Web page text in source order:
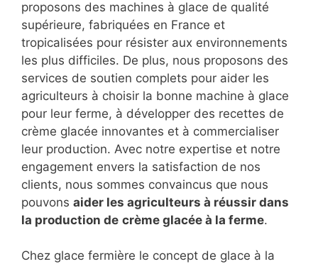
proposons des machines à glace de qualité
supérieure, fabriquées en France et
tropicalisées pour résister aux environnements
les plus difficiles. De plus, nous proposons des
services de soutien complets pour aider les
agriculteurs à choisir la bonne machine à glace
pour leur ferme, à développer des recettes de
crème glacée innovantes et à commercialiser
leur production. Avec notre expertise et notre
engagement envers la satisfaction de nos
clients, nous sommes convaincus que nous
pouvons aider les agriculteurs à réussir dans
la production de crème glacée à la ferme.
Chez glace fermière le concept de glace à la